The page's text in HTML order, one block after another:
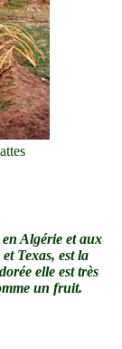
Algérie et aux
Texas, est la
elle est très
un fruit.